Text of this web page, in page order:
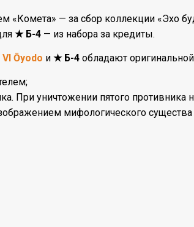
«Комета» — за сбор коллекции «Эхо
★ Б-4 — из набора за кредиты.
VI Ōyodo и★ Б-4 обладают
При уничтожении пятого противника
мифологического